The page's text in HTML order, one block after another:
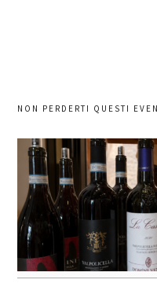
NON PERDERTI QUESTI